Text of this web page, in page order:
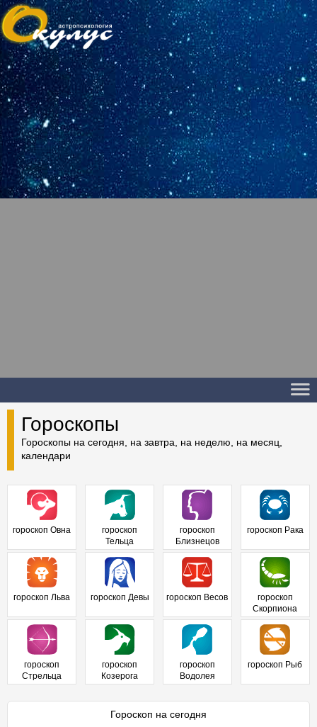
Гороскопы
Гороскопы на сегодня, на завтра, на неделю, на месяц,
календари
гороскоп Овна
гороскоп
Тельца
гороскоп
Близнецов
гороскоп Рака
гороскоп Льва гороскоп Девы гороскоп Весов
гороскоп
Скорпиона
гороскоп
Стрельца
гороскоп
Козерога
гороскоп
Водолея
гороскоп Рыб
Гороскоп на сегодня